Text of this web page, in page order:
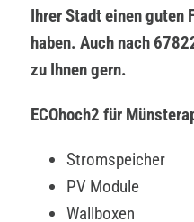
Ihrer Stadt einen guten
haben. Auch nach
zu Ihnen gern.
ECOhoch2 für
Stromspeicher
PV Module
Wallboxen